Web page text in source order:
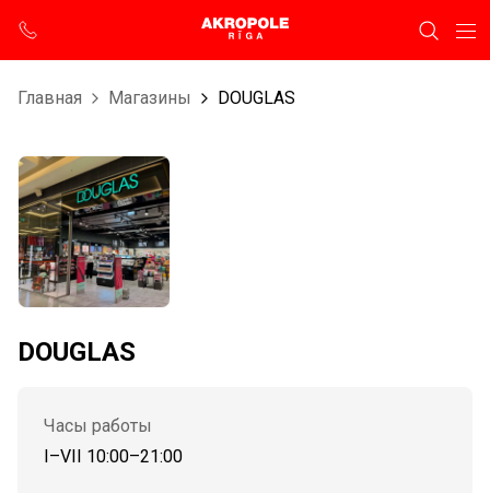
Главная Магазины DOUGLAS
DOUGLAS
Часы работы
I–VII 10:00–21:00